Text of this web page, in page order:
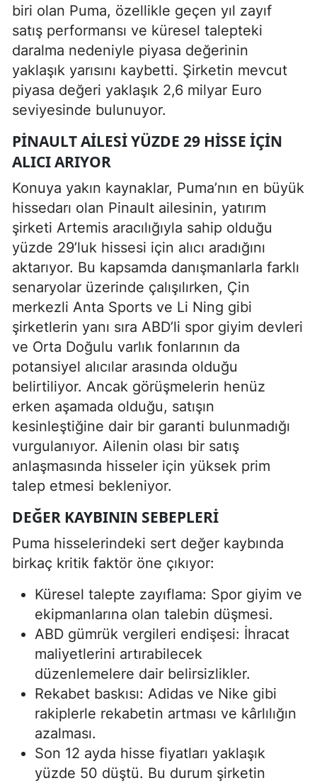
biri olan Puma, özellikle geçen yıl zayıf
satış performansı ve küresel talepteki
daralma nedeniyle piyasa değerinin
yaklaşık yarısını kaybetti. Şirketin mevcut
piyasa değeri yaklaşık 2,6 milyar Euro
seviyesinde bulunuyor.
PINAULT AILESI YÜZDE 29 HISSE İÇIN
ALICI ARIYOR
Konuya yakın kaynaklar, Puma’nın en büyük
hissedarı olan Pinault ailesinin, yatırım
şirketi Artemis aracılığıyla sahip olduğu
yüzde 29’luk hissesi için alıcı aradığını
aktarıyor. Bu kapsamda danışmanlarla farklı
senaryolar üzerinde çalışılırken, Çin
merkezli Anta Sports ve Li Ning gibi
şirketlerin yanı sıra ABD’li spor giyim devleri
ve Orta Doğulu varlık fonlarının da
potansiyel alıcılar arasında olduğu
belirtiliyor. Ancak görüşmelerin henüz
erken aşamada olduğu, satışın
kesinleştiğine dair bir garanti bulunmadığı
vurgulanıyor. Ailenin olası bir satış
anlaşmasında hisseler için yüksek prim
talep etmesi bekleniyor.
DEĞER KAYBININ SEBEPLERI
Puma hisselerindeki sert değer kaybında
birkaç kritik faktör öne çıkıyor:
Küresel talepte zayıflama: Spor giyim ve
ekipmanlarına olan talebin düşmesi.
ABD gümrük vergileri endişesi: İhracat
maliyetlerini artırabilecek
düzenlemelere dair belirsizlikler.
Rekabet baskısı: Adidas ve Nike gibi
rakiplerle rekabetin artması ve kârlılığın
azalması.
Son 12 ayda hisse fiyatları yaklaşık
yüzde 50 düştü. Bu durum şirketin